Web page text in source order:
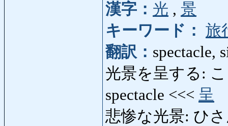
漢字： 光 , 景
キーワード： 旅
翻訳： spectacle,
光景を呈する: こ
spectacle <<< 呈
悲惨な光景: ひ